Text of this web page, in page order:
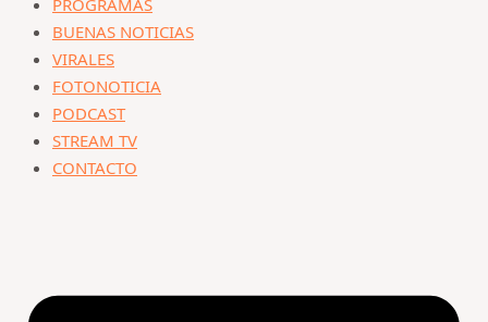
BUENAS NOTICIAS
VIRALES
FOTONOTICIA
PODCAST
STREAM TV
CONTACTO